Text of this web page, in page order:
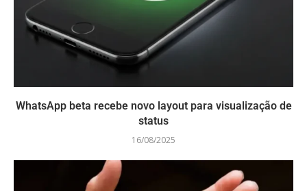
WhatsApp beta recebe novo layout para visualização de
status
16/08/2025